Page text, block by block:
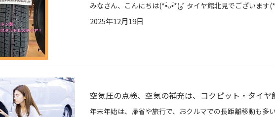
2025年12月19日
空気圧の点検、空気の補充は、コクピット・タイヤ